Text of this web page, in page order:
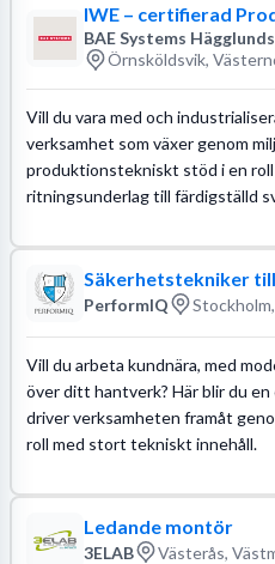
IWE – certifierad
BAE Systems Hägglunds
Örnsköldsvik,
Vill du vara med och
verksamhet som växer genom
produktionstekniskt stöd i en
ritningsunderlag till färdigställd
Säkerhetstekniker
PerformIQ
Vill du arbeta kundnära, med
över ditt hantverk? Här blir du
driver verksamheten framåt
roll med stort tekniskt innehåll.
Ledande montör
3ELAB Västerås,